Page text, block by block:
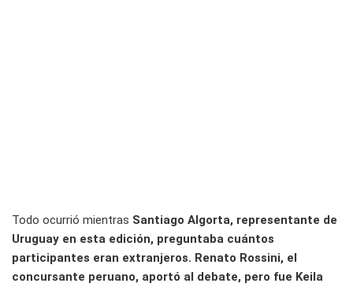
Todo ocurrió mientras Santiago Algorta, representante de
Uruguay en esta edición, preguntaba cuántos
participantes eran extranjeros. Renato Rossini, el
concursante peruano, aportó al debate, pero fue Keila